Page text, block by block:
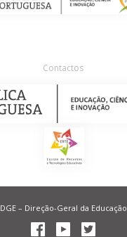
Contactos
DGE – Direção-Geral da Educação